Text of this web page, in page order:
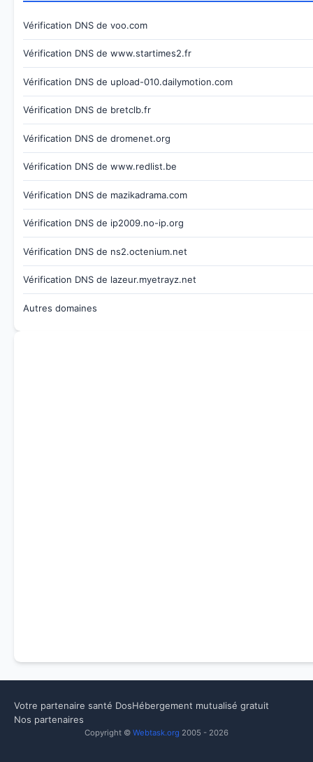
Vérification DNS de voo.com
Vérification DNS de www.startimes2.fr
Vérification DNS de upload-010.dailymotion.com
Vérification DNS de bretclb.fr
Vérification DNS de dromenet.org
Vérification DNS de www.redlist.be
Vérification DNS de mazikadrama.com
Vérification DNS de ip2009.no-ip.org
Vérification DNS de ns2.octenium.net
Vérification DNS de lazeur.myetrayz.net
Autres domaines
Votre partenaire santé DosHébergement mutualisé gratuit
Nos partenaires
Copyright © Webtask.org 2005 - 2026